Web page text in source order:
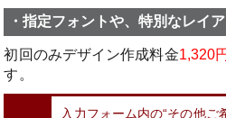
・指定フォントや、特別なレイ
初回のみデザイン作成料金1,320
す。
入力フォーム内の“その他ご